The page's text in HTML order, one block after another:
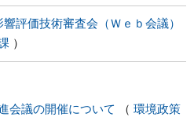
評価技術審査会（Ｗｅｂ会議）
会議の開催について
環境政策